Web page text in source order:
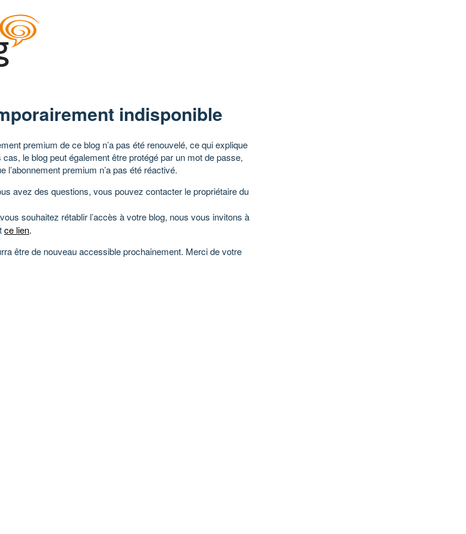
indisponible
premium de ce blog n’a pas été renouvelé, ce qui explique
le blog peut également être protégé par un mot de passe,
l’abonnement premium n’a pas été réactivé.
avez des questions, vous pouvez contacter le propriétaire du
souhaitez rétablir l’accès à votre blog, nous vous invitons à
ce lien.
être de nouveau accessible prochainement. Merci de votre